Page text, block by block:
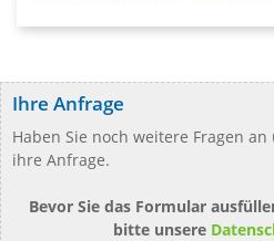
Ihre Anfrage
Haben Sie noch weitere Fragen
ihre Anfrage.
Bevor Sie das Formular
bitte unsere